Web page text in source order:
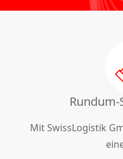
Mit SwissLogistik